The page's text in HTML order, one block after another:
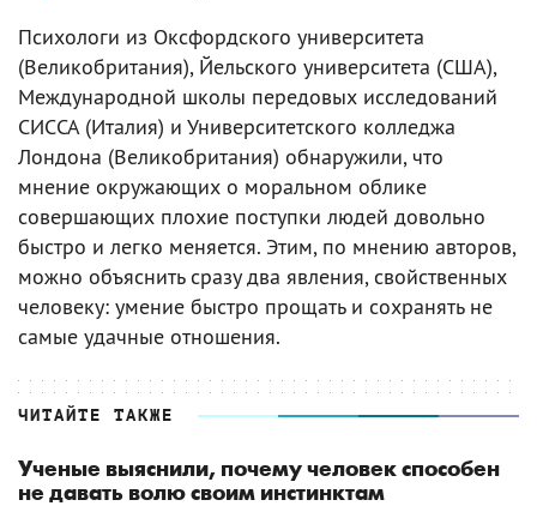
Психологи из Оксфордского университета
(Великобритания), Йельского университета (США),
Международной школы передовых исследований
СИССА (Италия) и Университетского колледжа
Лондона (Великобритания) обнаружили, что
мнение окружающих о моральном облике
совершающих плохие поступки людей довольно
быстро и легко меняется. Этим, по мнению авторов,
можно объяснить сразу два явления, свойственных
человеку: умение быстро прощать и сохранять не
самые удачные отношения.
ЧИТАЙТЕ ТАКЖЕ
Ученые выяснили, почему человек способен
не давать волю своим инстинктам